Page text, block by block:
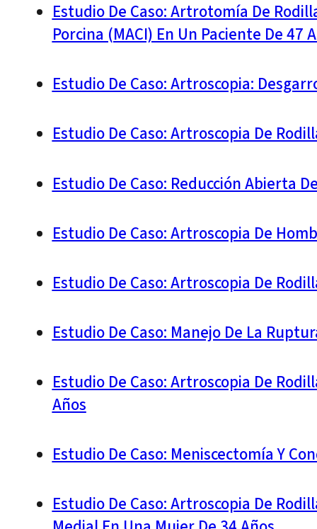
Estudio De Caso: Artrotomía De
Porcina (MACI) En Un Paciente De 47
Estudio De Caso: Artroscopia:
Estudio De Caso: Artroscopia De
Estudio De Caso: Reducción Abierta
Estudio De Caso: Artroscopia De
Estudio De Caso: Artroscopia De
Estudio De Caso: Manejo De La
Estudio De Caso: Artroscopia De
Años
Estudio De Caso: Meniscectomía Y
Estudio De Caso: Artroscopia De